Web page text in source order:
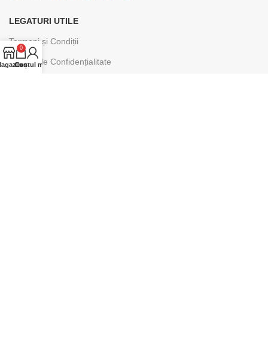
LEGATURI UTILE
Termeni și Condiții
Politica de Confidențialitate
0
Coș
Contul meu